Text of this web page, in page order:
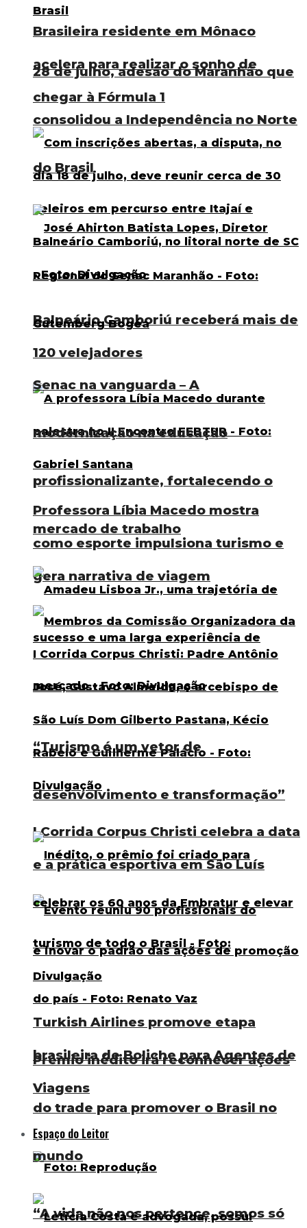
Brasileira residente em Mônaco
acelera para realizar o sonho de
chegar à Fórmula 1
Balneário Camboriú receberá mais de
120 velejadores
Professora Líbia Macedo mostra
como esporte impulsiona turismo e
gera narrativa de viagem
I Corrida Corpus Christi celebra a data
e a prática esportiva em São Luís
Turkish Airlines promove etapa
brasileira de Boliche para Agentes de
Viagens
Espaço do Leitor
“A vida não nos pertence, somos só
28 de julho, adesão do Maranhão que
consolidou a Independência no Norte
do Brasil
Senac na vanguarda – A
modernização na educação
profissionalizante, fortalecendo o
mercado de trabalho
“Turismo é um vetor de
desenvolvimento e transformação”
Prêmio inédito irá reconhecer ações
do trade para promover o Brasil no
mundo